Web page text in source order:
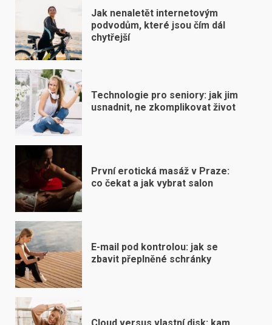
Jak nenaletět internetovým
podvodům, které jsou čím dál
chytřejší
Technologie pro seniory: jak jim
usnadnit, ne zkomplikovat život
První erotická masáž v Praze:
co čekat a jak vybrat salon
E-mail pod kontrolou: jak se
zbavit přeplněné schránky
Cloud versus vlastní disk: kam